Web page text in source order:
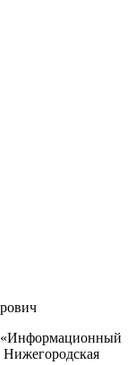
«Информационный
Нижегородская